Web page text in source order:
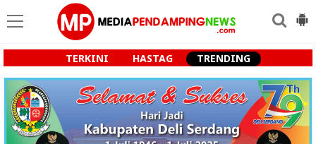
TERKINI HASTAG TRENDING